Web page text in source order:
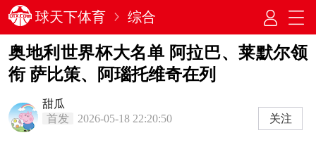
球天下体育 综合
奥地利世界杯大名单 阿拉巴、莱默尔领
衔 萨比策、阿瑙托维奇在列
甜瓜
首发
2026-05-18 22:20:50 关注